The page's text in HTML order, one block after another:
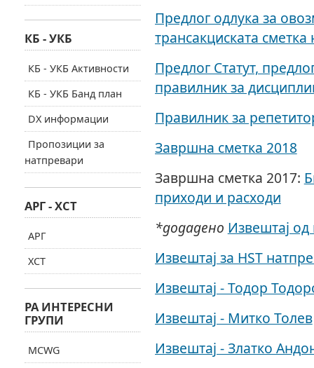
Предлог одлука за
трансакциската
Предлог Статут,
правилник за
Правилник за
Завршна сметка 2018
Завршна сметка 2017:
приходи и расходи
*додадено Извештај
Извештај за HST
Извештај - Тодор
Извештај - Митко Толев
Извештај - Златко
КБ - УКБ
КБ - УКБ Активности
КБ - УКБ Банд план
DX информации
Пропозиции за
натпревари
АРГ - ХСТ
АРГ
ХСТ
РА ИНТЕРЕСНИ
ГРУПИ
MCWG